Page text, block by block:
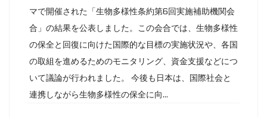
マで開催された「生物多様性条約第6回実施補助機関会
合」の結果を公表しました。この会合では、生物多様性
の保全と回復に向けた国際的な目標の実施状況や、各国
の取組を進めるためのモニタリング、資金支援などにつ
いて議論が行われました。 今後も日本は、国際社会と
連携しながら生物多様性の保全に向...